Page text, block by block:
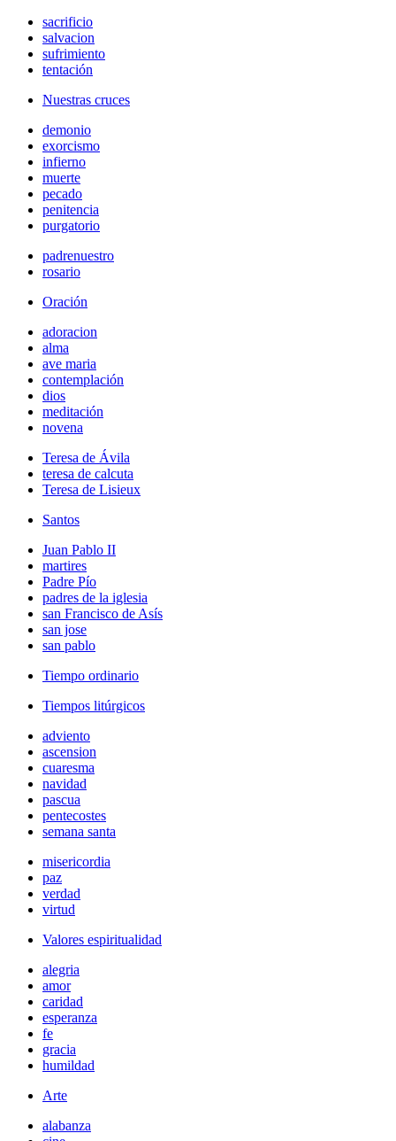
sacrificio
salvacion
sufrimiento
tentación
Nuestras cruces
demonio
exorcismo
infierno
muerte
pecado
penitencia
purgatorio
padrenuestro
rosario
Oración
adoracion
alma
ave maria
contemplación
dios
meditación
novena
Teresa de Ávila
teresa de calcuta
Teresa de Lisieux
Santos
Juan Pablo II
martires
Padre Pío
padres de la iglesia
san Francisco de Asís
san jose
san pablo
Tiempo ordinario
Tiempos litúrgicos
adviento
ascension
cuaresma
navidad
pascua
pentecostes
semana santa
misericordia
paz
verdad
virtud
Valores espiritualidad
alegria
amor
caridad
esperanza
fe
gracia
humildad
Arte
alabanza